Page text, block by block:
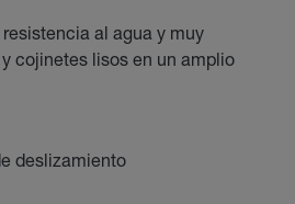
al agua y muy
cojinetes lisos en un amplio
deslizamiento